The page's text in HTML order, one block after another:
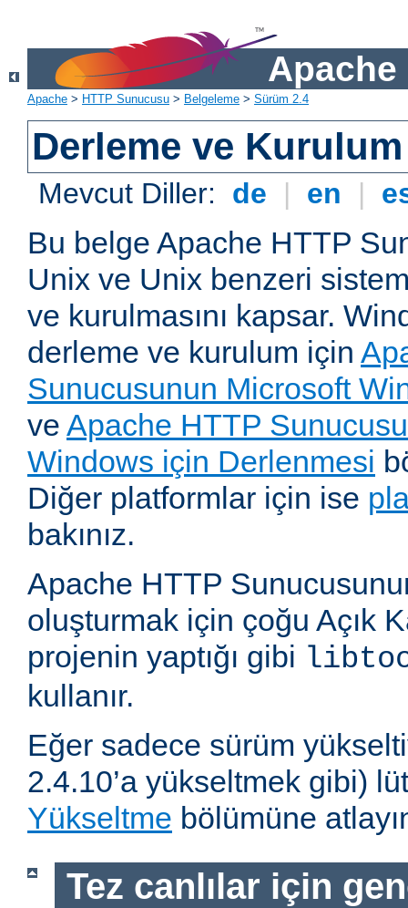
Apache
Apache > HTTP Sunucusu > Belgeleme > Sürüm 2.4
Derleme ve Kurulum
Mevcut Diller: de | en |
Bu belge Apache HTTP
Unix ve Unix benzeri
ve kurulmasını kapsar.
derleme ve kurulum için
Sunucusunun Microsoft
ve Apache HTTP
Windows için Derlenmesi
Diğer platformlar için ise
bakınız.
Apache HTTP
oluşturmak için çoğu Açık
projenin yaptığı gibi
kullanır.
Eğer sadece sürüm
2.4.10’a yükseltmek gibi)
Yükseltme bölümüne
Tez canlılar için